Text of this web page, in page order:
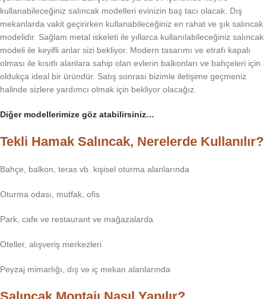
kullanabileceğiniz salıncak modelleri evinizin baş tacı olacak. Dış
mekanlarda vakit geçirirken kullanabileceğiniz en rahat ve şık salıncak
modelidir. Sağlam metal iskeleti ile yıllarca kullanılabileceğiniz salıncak
modeli ile keyifli anlar sizi bekliyor. Modern tasarımı ve etrafı kapalı
olması ile kısıtlı alanlara sahip olan evlerin balkonları ve bahçeleri için
oldukça ideal bir üründür. Satış sonrası bizimle iletişime geçmeniz
halinde sizlere yardımcı olmak için bekliyor olacağız.
Diğer modellerimize göz atabilirsiniz…
Tekli Hamak Salıncak, Nerelerde Kullanılır?
Bahçe, balkon, teras vb. kişisel oturma alanlarında
Oturma odası, mutfak, ofis
Park, cafe ve restaurant ve mağazalarda
Oteller, alışveriş merkezleri
Peyzaj mimarlığı, dış ve iç mekan alanlarında